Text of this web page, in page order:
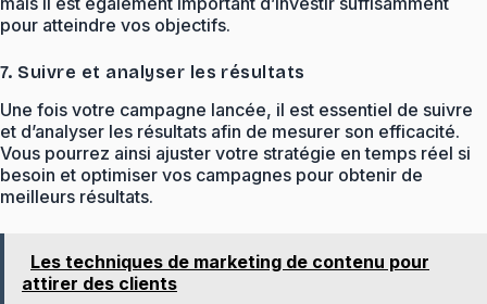
pour atteindre vos objectifs.
7. Suivre et analyser les résultats
Une fois votre campagne lancée, il est essentiel de suivre
et d’analyser les résultats afin de mesurer son efficacité.
Vous pourrez ainsi ajuster votre stratégie en temps réel si
besoin et optimiser vos campagnes pour obtenir de
meilleurs résultats.
Les techniques de marketing de contenu pour
attirer des clients